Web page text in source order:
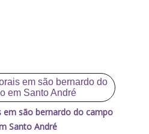
são bernardo do campo
Santo André